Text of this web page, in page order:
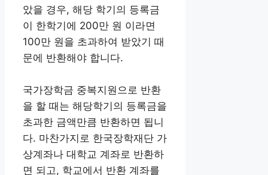
았을 경우, 해당 학기의 등록금
이 한학기에 200만 원 이라면
100만 원을 초과하여 받았기 때
문에 반환해야 합니다.
국가장학금 중복지원으로 반환
을 할 때는 해당학기의 등록금을
초과한 금액만큼 반환하면 됩니
다. 마찬가지로 한국장학재단 가
상계좌나 대학교 계좌로 반환하
면 되고, 학교에서 반환 계좌를